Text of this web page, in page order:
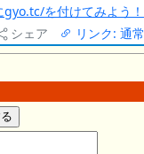
を付けてみよう！
シェア リンク: 通常